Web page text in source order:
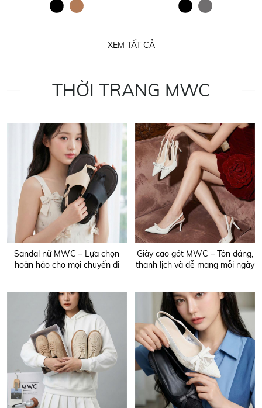
XEM TẤT CẢ
THỜI TRANG MWC
Sandal nữ MWC – Lựa chọn
hoàn hảo cho mọi chuyến đi
Giày cao gót MWC – Tôn dáng,
thanh lịch và dễ mang mỗi ngày